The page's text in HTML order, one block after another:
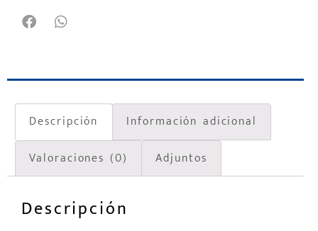
Descripción
Información adicional
Valoraciones (0)
Adjuntos
Descripción